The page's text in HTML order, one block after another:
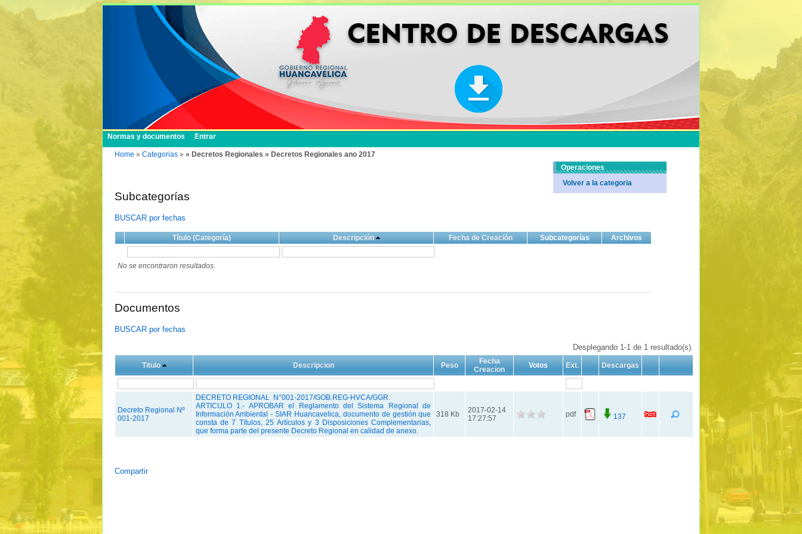
Normas y documentos Entrar
Home » Categorias » » Decretos Regionales » Decretos Regionales ano 2017
Subcategorías
BUSCAR por fechas
Título (Categoría) Descripción Fecha de Creación Subcategorías Archivos
No se encontraron resultados.
Documentos
BUSCAR por fechas
Desplegando 1-1 de 1 resultado(s).
Titulo Descripcion Peso
Fecha
Creacion
Votos Ext. Descargas
Decreto Regional Nº
001-2017
DECRETO REGIONAL N°001-2017/GOB.REG-HVCA/GGR.
ARTICULO 1.- APROBAR el Reglamento del Sistema Regional de
Información Ambiental - SIAR Huancavelica, documento de gestión que
consta de 7 Títulos, 25 Artículos y 3 Disposiciones Complementarias,
que forma parte del presente Decreto Regional en calidad de anexo.
318 Kb
2017-02-14
17:27:57
pdf 137
Compartir
Operaciones
Volver a la categoria